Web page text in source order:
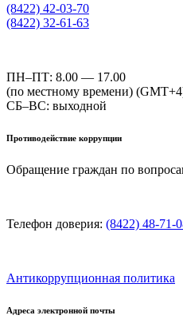
(8422) 42-03-70
(8422) 32-61-63
ПН–ПТ: 8.00 — 17.00
(по местному времени)
СБ–ВС: выходной
Противодействие коррупции
Обращение граждан по
Телефон доверия: (8422) 48-71-
Антикоррупционная политика
Адреса электронной почты